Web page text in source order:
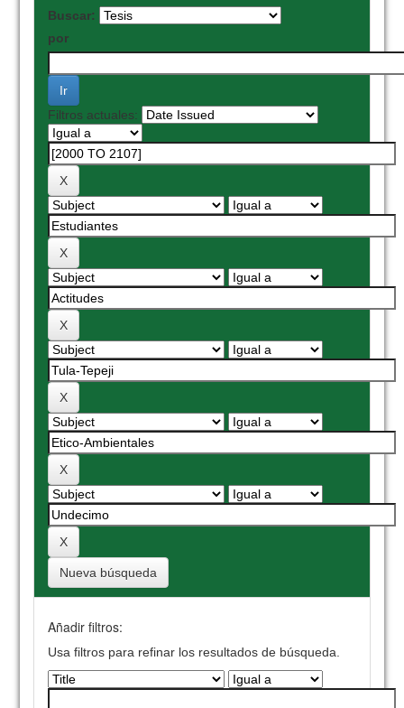
Buscar:
por
Filtros actuales:
Nueva búsqueda
Añadir filtros:
Usa filtros para refinar los resultados de búsqueda.